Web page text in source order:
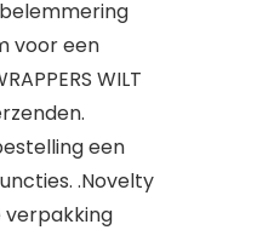
voor een
WILT
een
.Novelty
verpakking